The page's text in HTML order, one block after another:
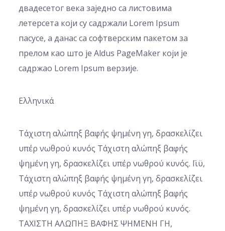
двадесетог века заједно са листовима
летерсета који су садржали Lorem Ipsum
пасусе, а данас са софтверским пакетом за
прелом као што је Aldus PageMaker који је
садржао Lorem Ipsum верзије.
Ελληνικά
Τάχιστη αλώπηξ βαφής ψημένη γη, δρασκελίζει
υπέρ νωθρού κυνός Τάχιστη αλώπηξ βαφής
ψημένη γη, δρασκελίζει υπέρ νωθρού κυνός. Ϊϊϋ,
Τάχιστη αλώπηξ βαφής ψημένη γη, δρασκελίζει
υπέρ νωθρού κυνός Τάχιστη αλώπηξ βαφής
ψημένη γη, δρασκελίζει υπέρ νωθρού κυνός.
ΤΑΧΙΣΤΗ ΑΛΩΠΗΞ ΒΑΦΗΣ ΨΗΜΕΝΗ ΓΗ,